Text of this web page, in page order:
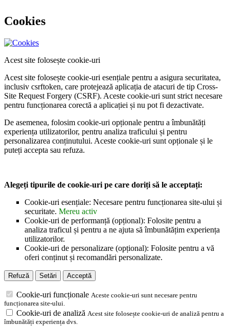
Cookies
Acest site folosește cookie-uri
Acest site folosește cookie-uri esențiale pentru a asigura securitatea,
inclusiv csrftoken, care protejează aplicația de atacuri de tip Cross-
Site Request Forgery (CSRF). Aceste cookie-uri sunt strict necesare
pentru funcționarea corectă a aplicației și nu pot fi dezactivate.
De asemenea, folosim cookie-uri opționale pentru a îmbunătăți
experiența utilizatorilor, pentru analiza traficului și pentru
personalizarea conținutului. Aceste cookie-uri sunt opționale și le
puteți accepta sau refuza.
Alegeți tipurile de cookie-uri pe care doriți să le acceptați:
Cookie-uri esențiale: Necesare pentru funcționarea site-ului și
securitate. Mereu activ
Cookie-uri de performanță (opțional): Folosite pentru a
analiza traficul și pentru a ne ajuta să îmbunătățim experiența
utilizatorilor.
Cookie-uri de personalizare (opțional): Folosite pentru a vă
oferi conținut și recomandări personalizate.
Refuză Setări Acceptă
Cookie-uri funcționale Aceste cookie-uri sunt necesare pentru
funcționarea site-ului.
Cookie-uri de analiză Acest site folosește cookie-uri de analiză pentru a
îmbunătăți experiența dvs.